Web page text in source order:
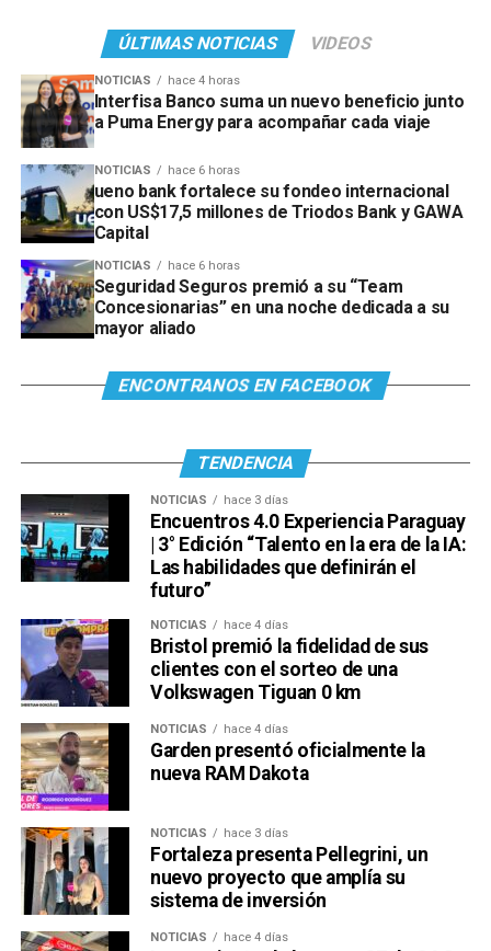
ÚLTIMAS NOTICIAS VIDEOS
NOTICIAS hace 4 horas
Interfisa Banco suma un nuevo beneficio junto
a Puma Energy para acompañar cada viaje
NOTICIAS hace 6 horas
ueno bank fortalece su fondeo internacional
con US$17,5 millones de Triodos Bank y GAWA
Capital
NOTICIAS hace 6 horas
Seguridad Seguros premió a su “Team
Concesionarias” en una noche dedicada a su
mayor aliado
ENCONTRANOS EN FACEBOOK
TENDENCIA
NOTICIAS hace 3 días
Encuentros 4.0 Experiencia Paraguay
| 3° Edición “Talento en la era de la IA:
Las habilidades que definirán el
futuro”
NOTICIAS hace 4 días
Bristol premió la fidelidad de sus
clientes con el sorteo de una
Volkswagen Tiguan 0 km
NOTICIAS hace 4 días
Garden presentó oficialmente la
nueva RAM Dakota
NOTICIAS hace 3 días
Fortaleza presenta Pellegrini, un
nuevo proyecto que amplía su
sistema de inversión
NOTICIAS hace 4 días